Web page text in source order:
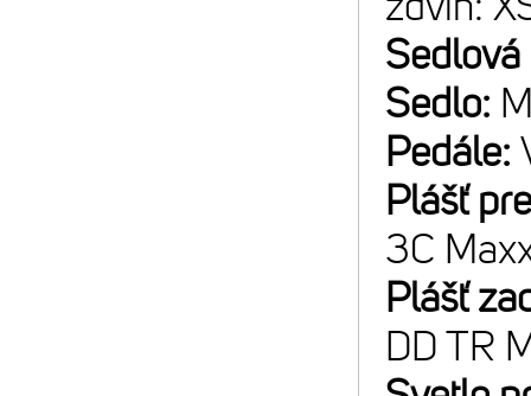
Sedlo:
Pedále:
Plášť
3C
Plášť
DD TR